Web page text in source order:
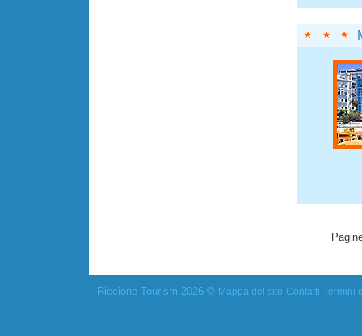
Riccione Tourism 2026 © Mappa del sito Contatti Termini